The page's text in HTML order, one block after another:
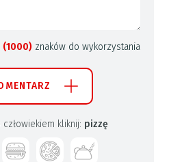
(1000) znaków do wykorzystania
kliknij: pizzę